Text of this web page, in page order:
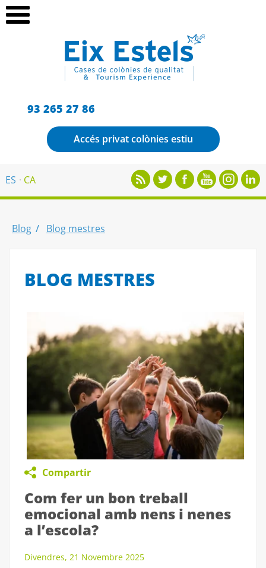
93 265 27 86
Accés privat colònies estiu
ES CA
Blog Blog mestres
BLOG MESTRES
Compartir
Com fer un bon treball
emocional amb nens i nenes
a l’escola?
Divendres, 21 Novembre 2025